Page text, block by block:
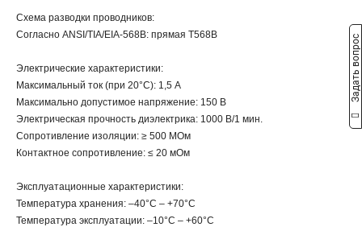
Схема разводки проводников:
Согласно ANSI/TIA/EIA-568B: прямая T568B
Электрические характеристики:
Максимальный ток (при 20°С): 1,5 А
Максимально допустимое напряжение: 150 В
Электрическая прочность диэлектрика: 1000 В/1 мин.
Сопротивление изоляции: ≥ 500 МОм
Контактное сопротивление: ≤ 20 мОм
Эксплуатационные характеристики:
Температура хранения: –40°C – +70°C
Температура эксплуатации: –10°C – +60°C
Задать вопрос